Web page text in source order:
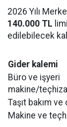
2026 Yılı
140.000 TL
edilebilecek
Gider kalemi
Büro ve işyeri
makine/
Taşıt bakım ve
Makine ve